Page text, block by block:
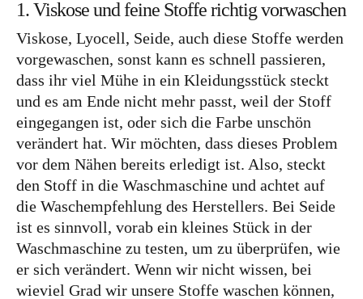
1. Viskose und feine Stoffe richtig vorwaschen
Viskose, Lyocell, Seide, auch diese Stoffe werden
vorgewaschen, sonst kann es schnell passieren,
dass ihr viel Mühe in ein Kleidungsstück steckt
und es am Ende nicht mehr passt, weil der Stoff
eingegangen ist, oder sich die Farbe unschön
verändert hat. Wir möchten, dass dieses Problem
vor dem Nähen bereits erledigt ist. Also, steckt
den Stoff in die Waschmaschine und achtet auf
die Waschempfehlung des Herstellers. Bei Seide
ist es sinnvoll, vorab ein kleines Stück in der
Waschmaschine zu testen, um zu überprüfen, wie
er sich verändert. Wenn wir nicht wissen, bei
wieviel Grad wir unsere Stoffe waschen können,